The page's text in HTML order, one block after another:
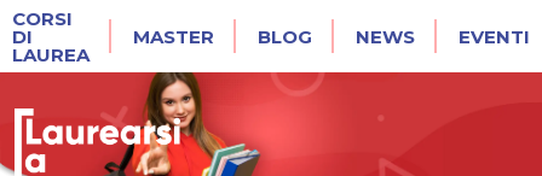
CORSI
DI
LAUREA
MASTER BLOG NEWS EVENTI